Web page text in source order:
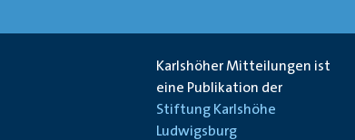
Karlshöher Mitteilungen ist
eine Publikation der
Stiftung Karlshöhe
Ludwigsburg